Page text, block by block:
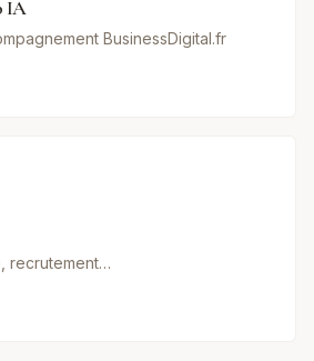
IA
BusinessDigital.fr
recrutement…